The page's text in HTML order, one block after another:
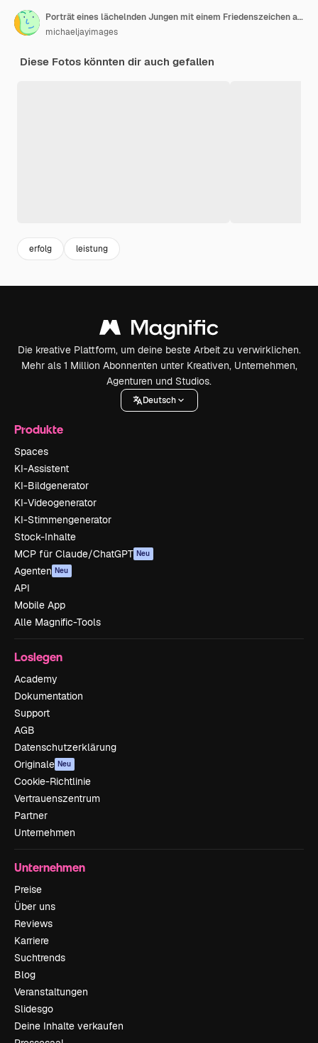
Porträt eines lächelnden Jungen mit einem Friedenszeichen auf grauem Hintergrund
michaeljayimages
Diese Fotos könnten dir auch gefallen
erfolg leistung
Die kreative Plattform, um deine beste Arbeit zu verwirklichen.
Mehr als 1 Million Abonnenten unter Kreativen, Unternehmen,
Agenturen und Studios.
Deutsch
Produkte
Spaces
KI-Assistent
KI-Bildgenerator
KI-Videogenerator
KI-Stimmengenerator
Stock-Inhalte
MCP für Claude/ChatGPT Neu
Agenten Neu
API
Mobile App
Alle Magnific-Tools
Loslegen
Academy
Dokumentation
Support
AGB
Datenschutzerklärung
Originale Neu
Cookie-Richtlinie
Vertrauenszentrum
Partner
Unternehmen
Unternehmen
Preise
Über uns
Reviews
Karriere
Suchtrends
Blog
Veranstaltungen
Slidesgo
Deine Inhalte verkaufen